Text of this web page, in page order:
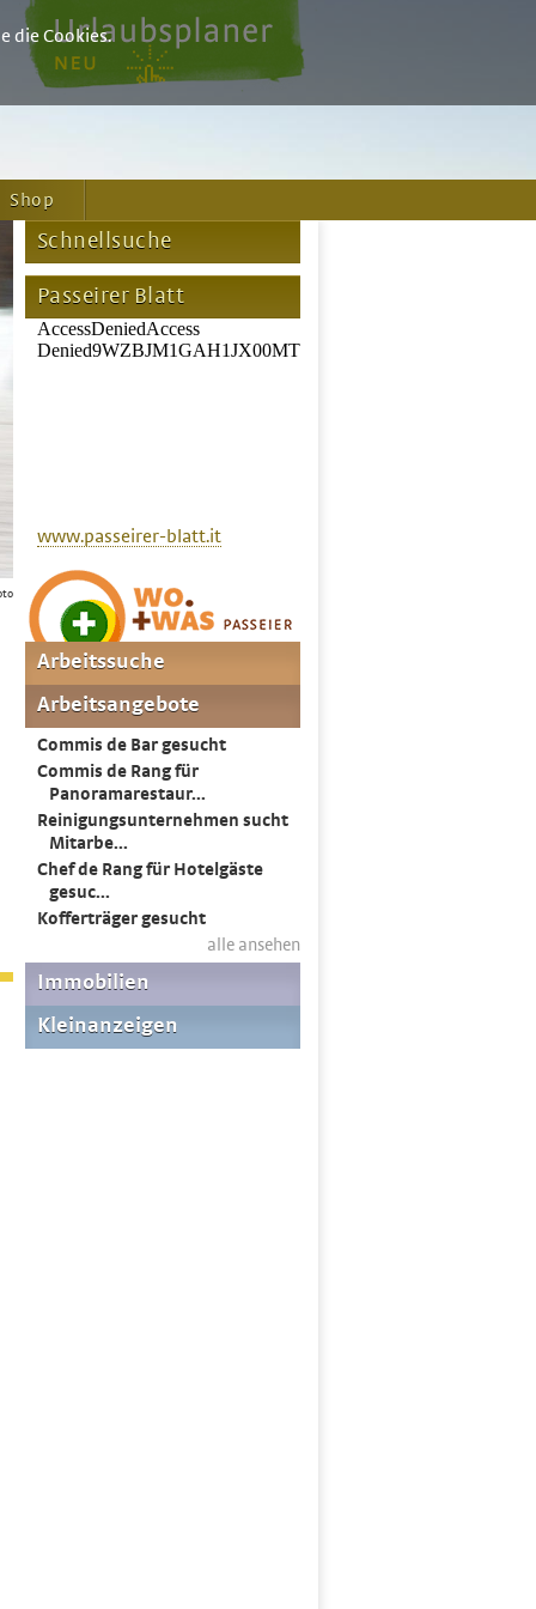
Shop
Schnellsuche
Passeirer Blatt
www.passeirer-blatt.it
die Cookies.